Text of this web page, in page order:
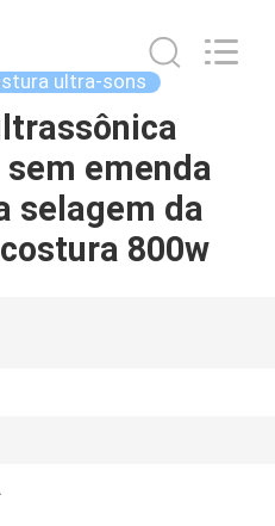
ultra-sons
emenda
selagem da
800w